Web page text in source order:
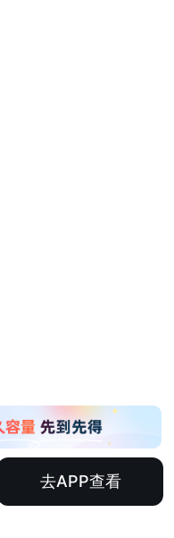
去APP查看